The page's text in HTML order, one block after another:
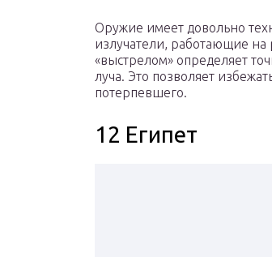
Оружие имеет довольно
излучатели, работающие
«выстрелом» определяет
луча. Это позволяет
потерпевшего.
12 Египет